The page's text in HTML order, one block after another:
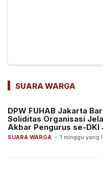
SUARA WARGA
SUARA WARGA - 1 minggu yang
DPW FUHAB Jakarta
Soliditas Organisasi
Akbar Pengurus se-DKI